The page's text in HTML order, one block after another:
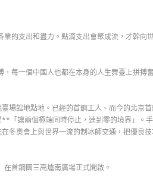
的支出和盡力。點滴支出會聚成流，才幹
每一個中國人也都在本身的人生舞臺上拼搏
場館地點地。已經的首鋼工人、而今的北
「讓兩個極端同時停止，達到零的境界」
冬奧會上與世界一流的制冰師交通，把優良
首鋼園三高爐南廣場正式開啟。